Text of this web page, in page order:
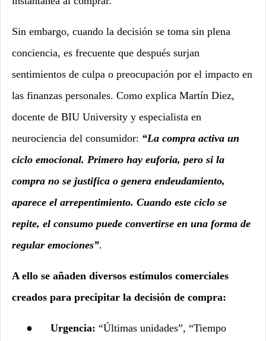
Sin embargo, cuando la decisión se toma sin plena
conciencia, es frecuente que después surjan
sentimientos de culpa o preocupación por el impacto en
las finanzas personales. Como explica Martín Diez,
docente de BIU University y especialista en
neurociencia del consumidor: “La compra activa un
ciclo emocional. Primero hay euforia, pero si la
compra no se justifica o genera endeudamiento,
aparece el arrepentimiento. Cuando este ciclo se
repite, el consumo puede convertirse en una forma de
regular emociones”.
A ello se añaden diversos estímulos comerciales
creados para precipitar la decisión de compra:
● Urgencia: “Últimas unidades”, “Tiempo